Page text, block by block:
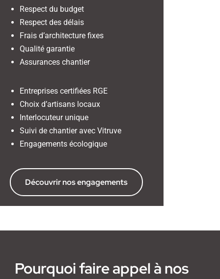
Respect du budget
Respect des délais
Frais d’architecture fixes
Qualité garantie
Assurances chantier
Entreprises certifiées RGE
Choix d’artisans locaux
Interlocuteur unique
Suivi de chantier avec Vitruve
Engagements écologique
Découvrir nos engagements
Pourquoi faire appel à nos